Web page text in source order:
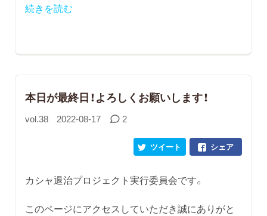
続きを読む
本日が最終日！よろしくお願いします！
vol.38 2022-08-17 2
シェア
ツイート
カシャ退治プロジェクト実行委員会です。
このページにアクセスしていただき誠にありがと